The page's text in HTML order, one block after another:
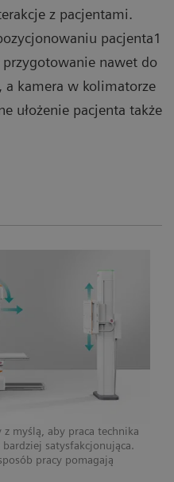
z pacjentami.
pacjenta1
nawet do
kamera w kolimatorze
ułożenie pacjenta także
z myślą, aby praca technika
satysfakcjonująca.
pracy pomagają